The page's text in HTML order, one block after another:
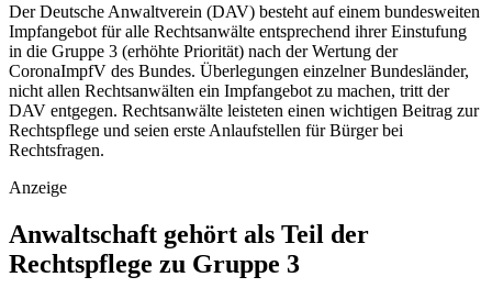
Der Deutsche Anwaltverein (DAV) besteht auf einem bundesweiten
Impfangebot für alle Rechtsanwälte entsprechend ihrer Einstufung
in die Gruppe 3 (erhöhte Priorität) nach der Wertung der
CoronaImpfV des Bundes. Überlegungen einzelner Bundesländer,
nicht allen Rechtsanwälten ein Impfangebot zu machen, tritt der
DAV entgegen. Rechtsanwälte leisteten einen wichtigen Beitrag zur
Rechtspflege und seien erste Anlaufstellen für Bürger bei
Rechtsfragen.
Anzeige
Anwaltschaft gehört als Teil der
Rechtspflege zu Gruppe 3